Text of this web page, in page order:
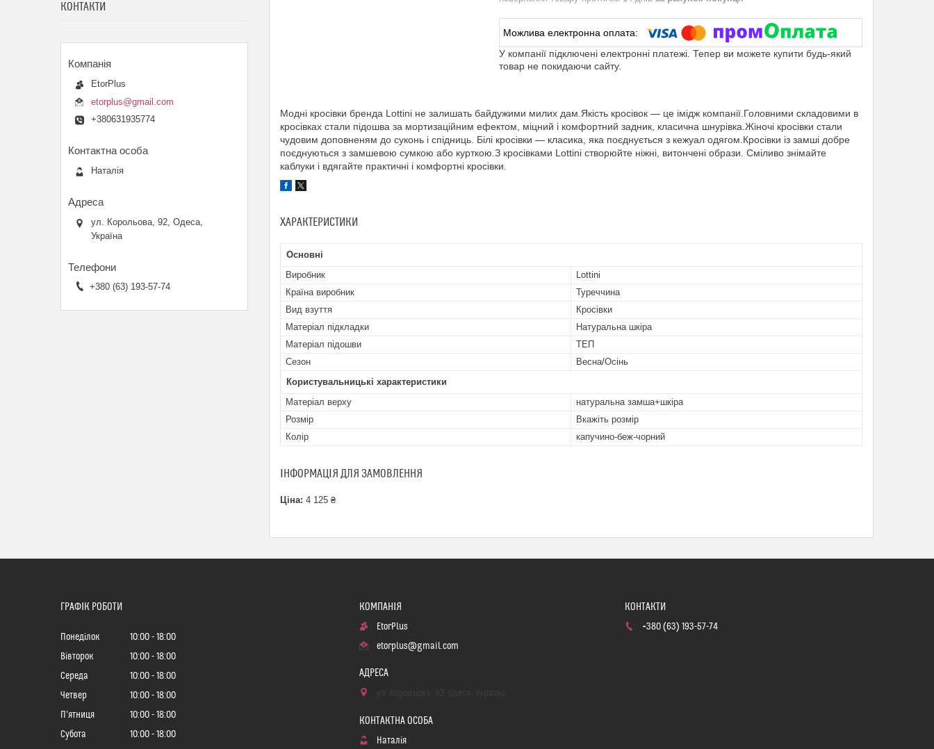
У компанії підключені електронні платежі. Тепер ви можете купити будь-який
товар не покидаючи сайту.
Модні кросівки бренда Lottini не залишать байдужими милих дам.Якість кросівок — це імідж компанії.Головними складовими в
кросівках стали підошва за мортизаційним ефектом, міцний і комфортний задник, класична шнурівка.Жіночі кросівки стали
чудовим доповненям до суконь і спідниць. Білі кросівки — класика, яка поєднується з кежуал одягом.Кросівки із замші добре
поєднуються з замшевою сумкою або курткою.З кросівками Lottini створюйте ніжні, витончені образи. Сміливо знімайте
каблуки і вдягайте практичні і комфортні кросівки.
ХАРАКТЕРИСТИКИ
Основні
Виробник
Lottini
Країна виробник
Туреччина
Вид взуття
Кросівки
Матеріал підкладки
Натуральна шкіра
Матеріал підошви
ТЕП
Сезон
Весна/Осінь
Користувальницькі характеристики
Матеріал верху
натуральна замша+шкіра
Розмір
Вкажіть розмір
Колір
капучино-беж-чорний
ІНФОРМАЦІЯ ДЛЯ ЗАМОВЛЕННЯ
Ціна: 4 125 ₴
КОНТАКТИ
EtorPlus
etorplus@gmail.com
+380631935774
Наталія
ул. Корольова, 92, Одеса,
Україна
+380 (63) 193-57-74
ГРАФІК РОБОТИ
Понеділок 10:00
18:00
Вівторок
10:00
18:00
Середа
10:00
18:00
Четвер
10:00
18:00
Пʼятниця
10:00
18:00
Субота
10:00
18:00
EtorPlus
etorplus@gmail.com
Наталія
+380 (63) 193-57-74